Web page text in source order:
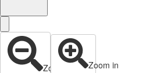
Zoom out Zoom in